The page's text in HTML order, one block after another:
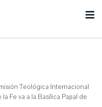
Teológica Internacional
Fe va a la Basílica Papal de